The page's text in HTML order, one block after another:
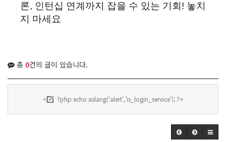
론, 인턴십 연계까지 잡을 수 있는 기회! 놓치
지 마세요
총 0건의 글이 있습니다.
< ?php echo aslang('alert','is_login_service'); ?>